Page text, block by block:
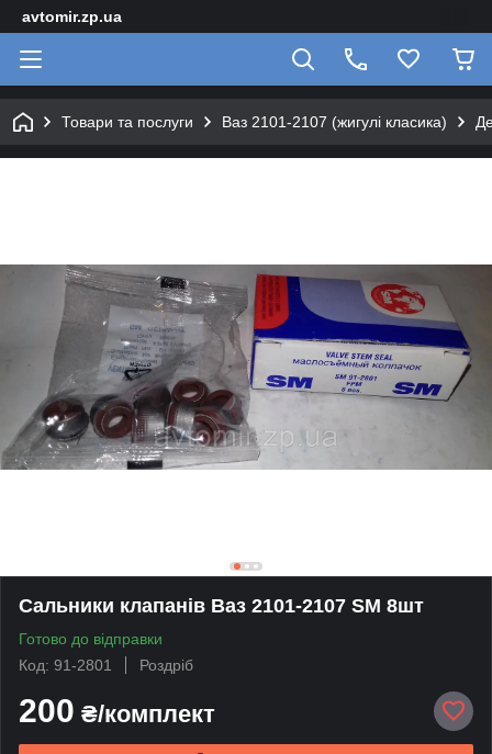
avtomir.zp.ua
Товари та послуги Ваз 2101-2107 (жигулі класика)
Сальники клапанів Ваз 2101-2107 SM 8шт
Готово до відправки
Код: 91-2801
Роздріб
200 ₴/комплект